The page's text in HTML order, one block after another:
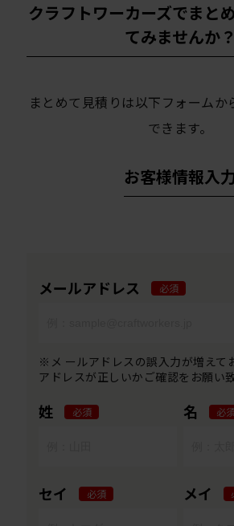
クラフトワーカーズでまと
てみませんか？
まとめて見積りは以下フォームか
できます。
お客様情報入
メールアドレス 必須
※メ ールアドレスの誤入力が増えて
アドレスが正しいかご確認をお願い致
姓 必須 名 必
セイ 必須 メイ